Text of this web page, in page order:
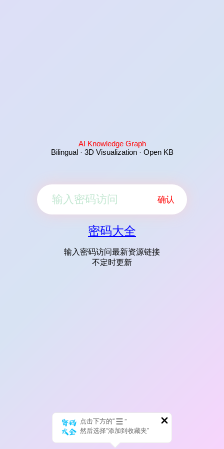
AI Knowledge Graph
Bilingual · 3D Visualization · Open KB
确认
密码大全
输入密码访问最新资源链接
不定时更新
点击下方的“
”
然后选择“添加到收藏夹”